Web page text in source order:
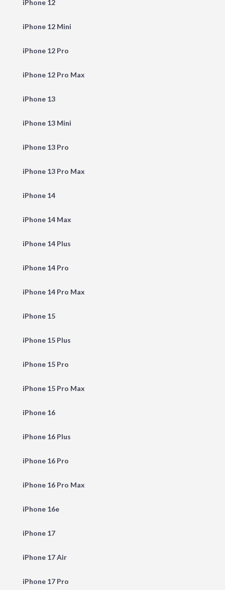
iPhone 12
iPhone 12 Mini
iPhone 12 Pro
iPhone 12 Pro Max
iPhone 13
iPhone 13 Mini
iPhone 13 Pro
iPhone 13 Pro Max
iPhone 14
iPhone 14 Max
iPhone 14 Plus
iPhone 14 Pro
iPhone 14 Pro Max
iPhone 15
iPhone 15 Plus
iPhone 15 Pro
iPhone 15 Pro Max
iPhone 16
iPhone 16 Plus
iPhone 16 Pro
iPhone 16 Pro Max
iPhone 16e
iPhone 17
iPhone 17 Air
iPhone 17 Pro